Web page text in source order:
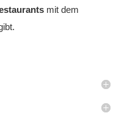
mit dem